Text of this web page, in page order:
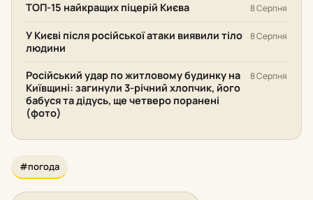
ТОП-15 найкращих піцерій Києва 8 Серпня
У Києві після російської атаки виявили тіло
людини
8 Серпня
Російський удар по житловому будинку на
Київщині: загинули 3-річний хлопчик, його
бабуся та дідусь, ще четверо поранені
(фото)
8 Серпня
#погода